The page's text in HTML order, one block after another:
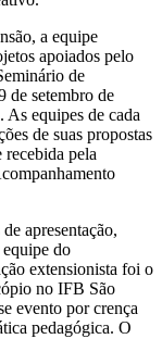
a equipe
apoiados pelo
de
de setembro de
equipes de cada
de suas propostas
pela
apresentação,
do
extensionista foi o
no IFB São
evento por crença
pedagógica. O